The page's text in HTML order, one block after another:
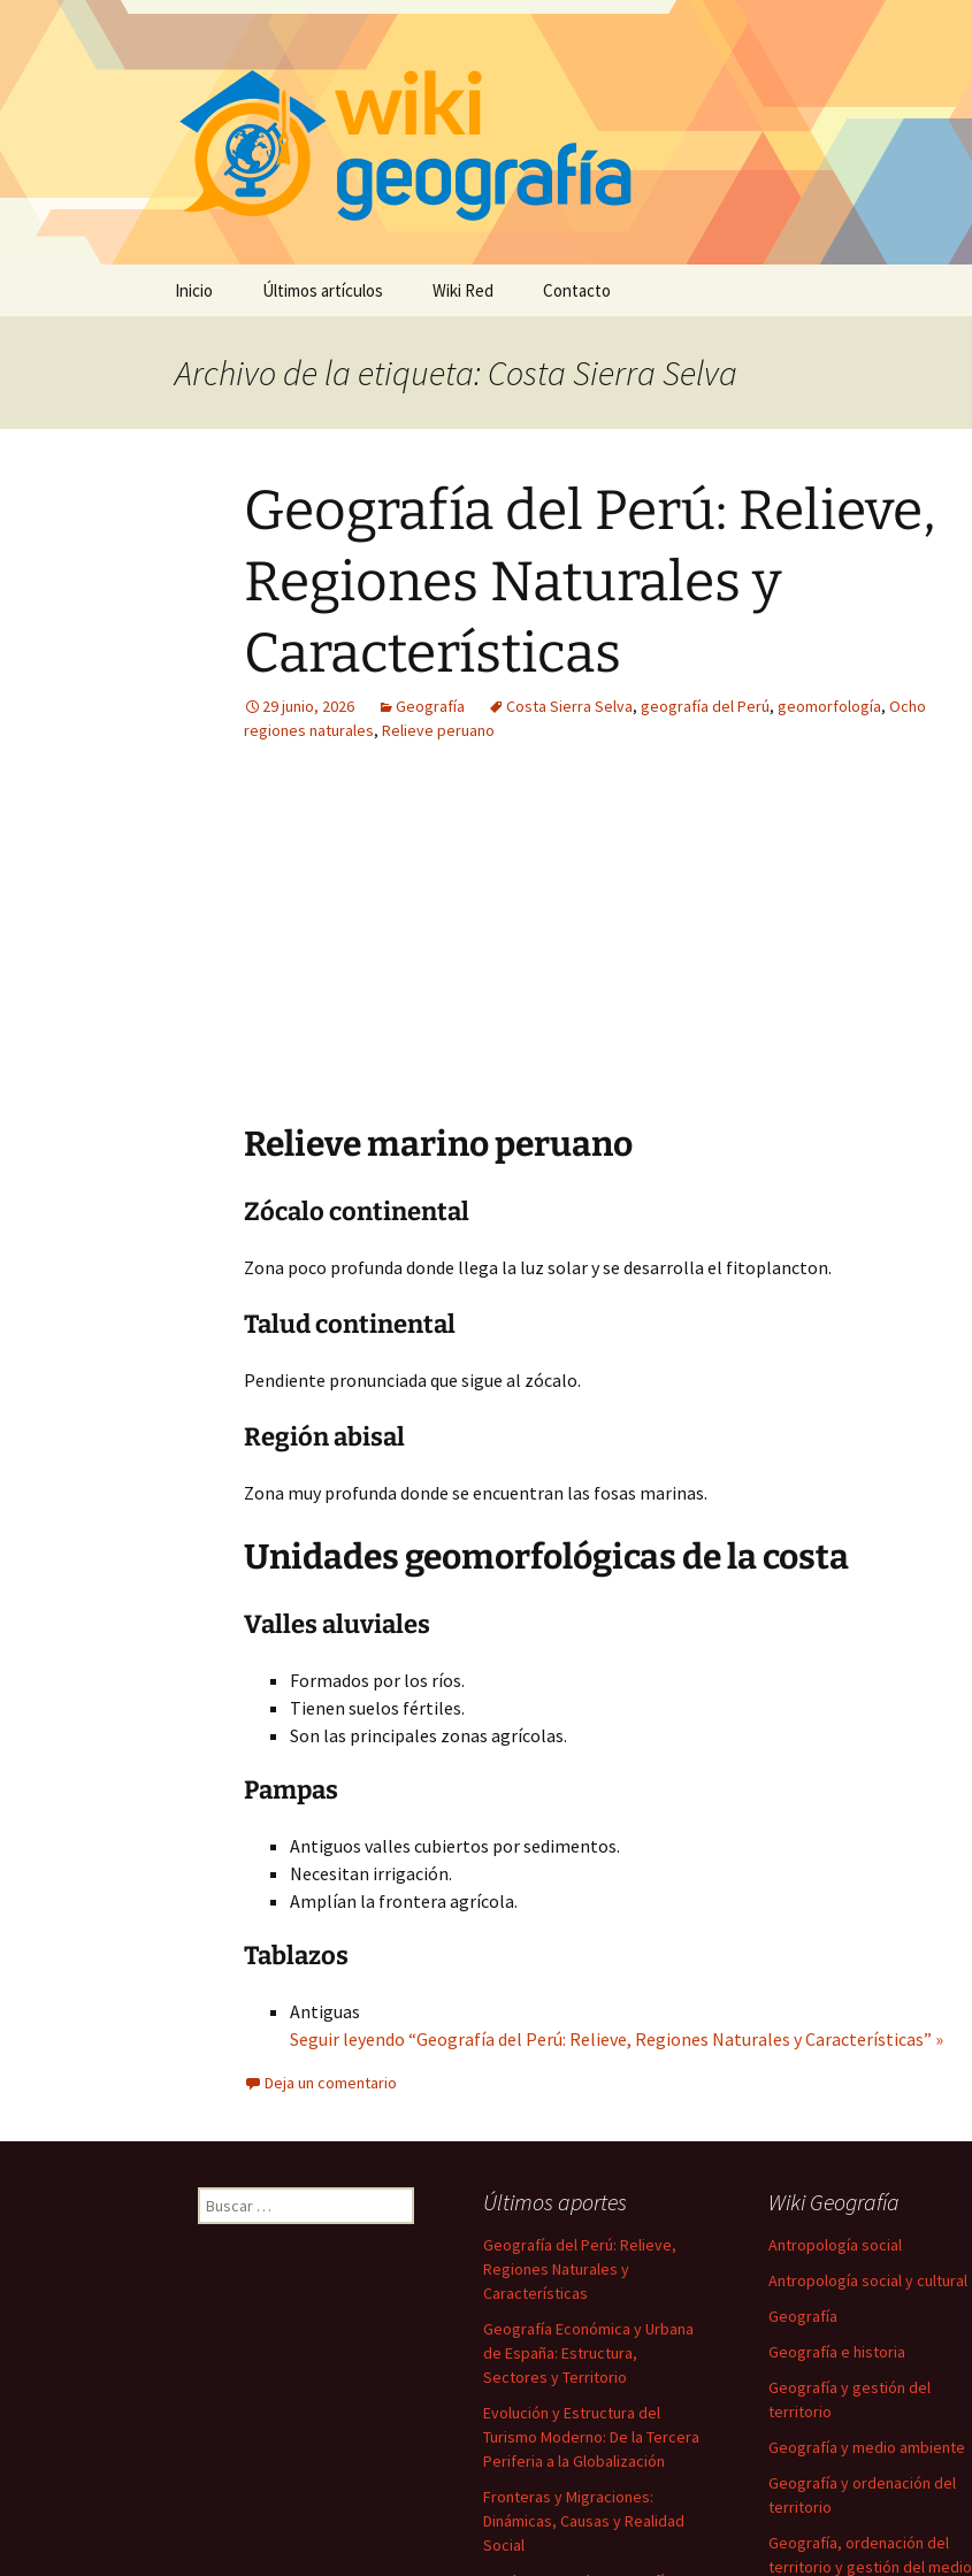
Inicio Últimos artículos Wiki Red Contacto
Archivo de la etiqueta: Costa Sierra Selva
Geografía del Perú: Relieve,
Regiones Naturales y
Características
29 junio, 2026 Geografía Costa Sierra Selva, geografía del Perú, geomorfología, Ocho
regiones naturales, Relieve peruano
Relieve marino peruano
Zócalo continental
Zona poco profunda donde llega la luz solar y se desarrolla el fitoplancton.
Talud continental
Pendiente pronunciada que sigue al zócalo.
Región abisal
Zona muy profunda donde se encuentran las fosas marinas.
Unidades geomorfológicas de la costa
Valles aluviales
Formados por los ríos.
Tienen suelos fértiles.
Son las principales zonas agrícolas.
Pampas
Antiguos valles cubiertos por sedimentos.
Necesitan irrigación.
Amplían la frontera agrícola.
Tablazos
Antiguas
Seguir leyendo “Geografía del Perú: Relieve, Regiones Naturales y Características” »
Deja un comentario
Buscar: Últimos aportes
Geografía del Perú: Relieve,
Regiones Naturales y
Características
Geografía Económica y Urbana
de España: Estructura,
Sectores y Territorio
Evolución y Estructura del
Turismo Moderno: De la Tercera
Periferia a la Globalización
Fronteras y Migraciones:
Dinámicas, Causas y Realidad
Social
Wiki Geografía
Antropología social
Antropología social y cultural
Geografía
Geografía e historia
Geografía y gestión del
territorio
Geografía y medio ambiente
Geografía y ordenación del
territorio
Geografía, ordenación del
territorio y gestión del medio